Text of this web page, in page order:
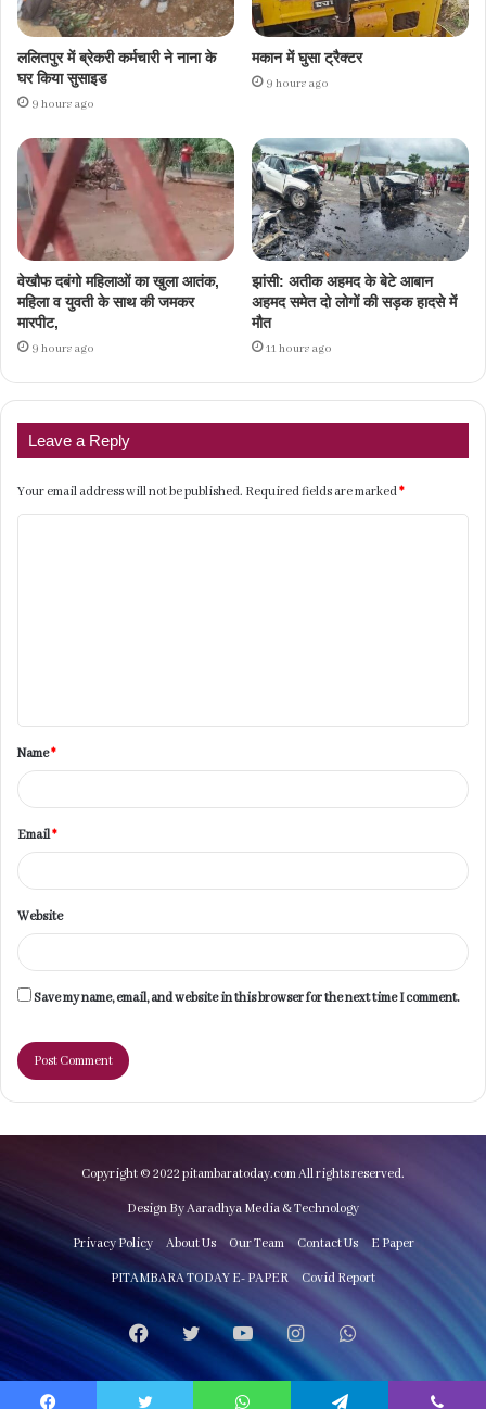
ललितपुर में ब्रेकरी कर्मचारी ने नाना के
घर किया सुसाइड
9 hours ago
मकान में घुसा ट्रैक्टर
9 hours ago
वेखौफ दबंगो महिलाओं का खुला आतंक,
महिला व युवती के साथ की जमकर
मारपीट,
9 hours ago
झांसी: अतीक अहमद के बेटे आबान
अहमद समेत दो लोगों की सड़क हादसे में
मौत
11 hours ago
Leave a Reply
Your email address will not be published. Required fields are marked*
t
*Name*
Email*
Website
Save my name, email, and website in this browser for the next time I comment.
Copyright © 2022 pitambaratoday.com All rights reserved.
Design By Aaradhya Media & Technology
Privacy Policy About Us Our Team Contact Us E Paper
PITAMBARA TODAY E- PAPER Covid Report
FacebookTwitterYouTubeInstagramWhatsApp